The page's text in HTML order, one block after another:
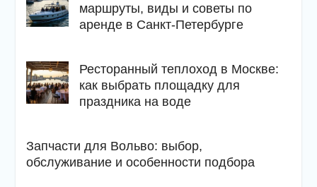
маршруты, виды и советы по
аренде в Санкт-Петербурге
Ресторанный теплоход в Москве:
как выбрать площадку для
праздника на воде
Запчасти для Вольво: выбор,
обслуживание и особенности подбора